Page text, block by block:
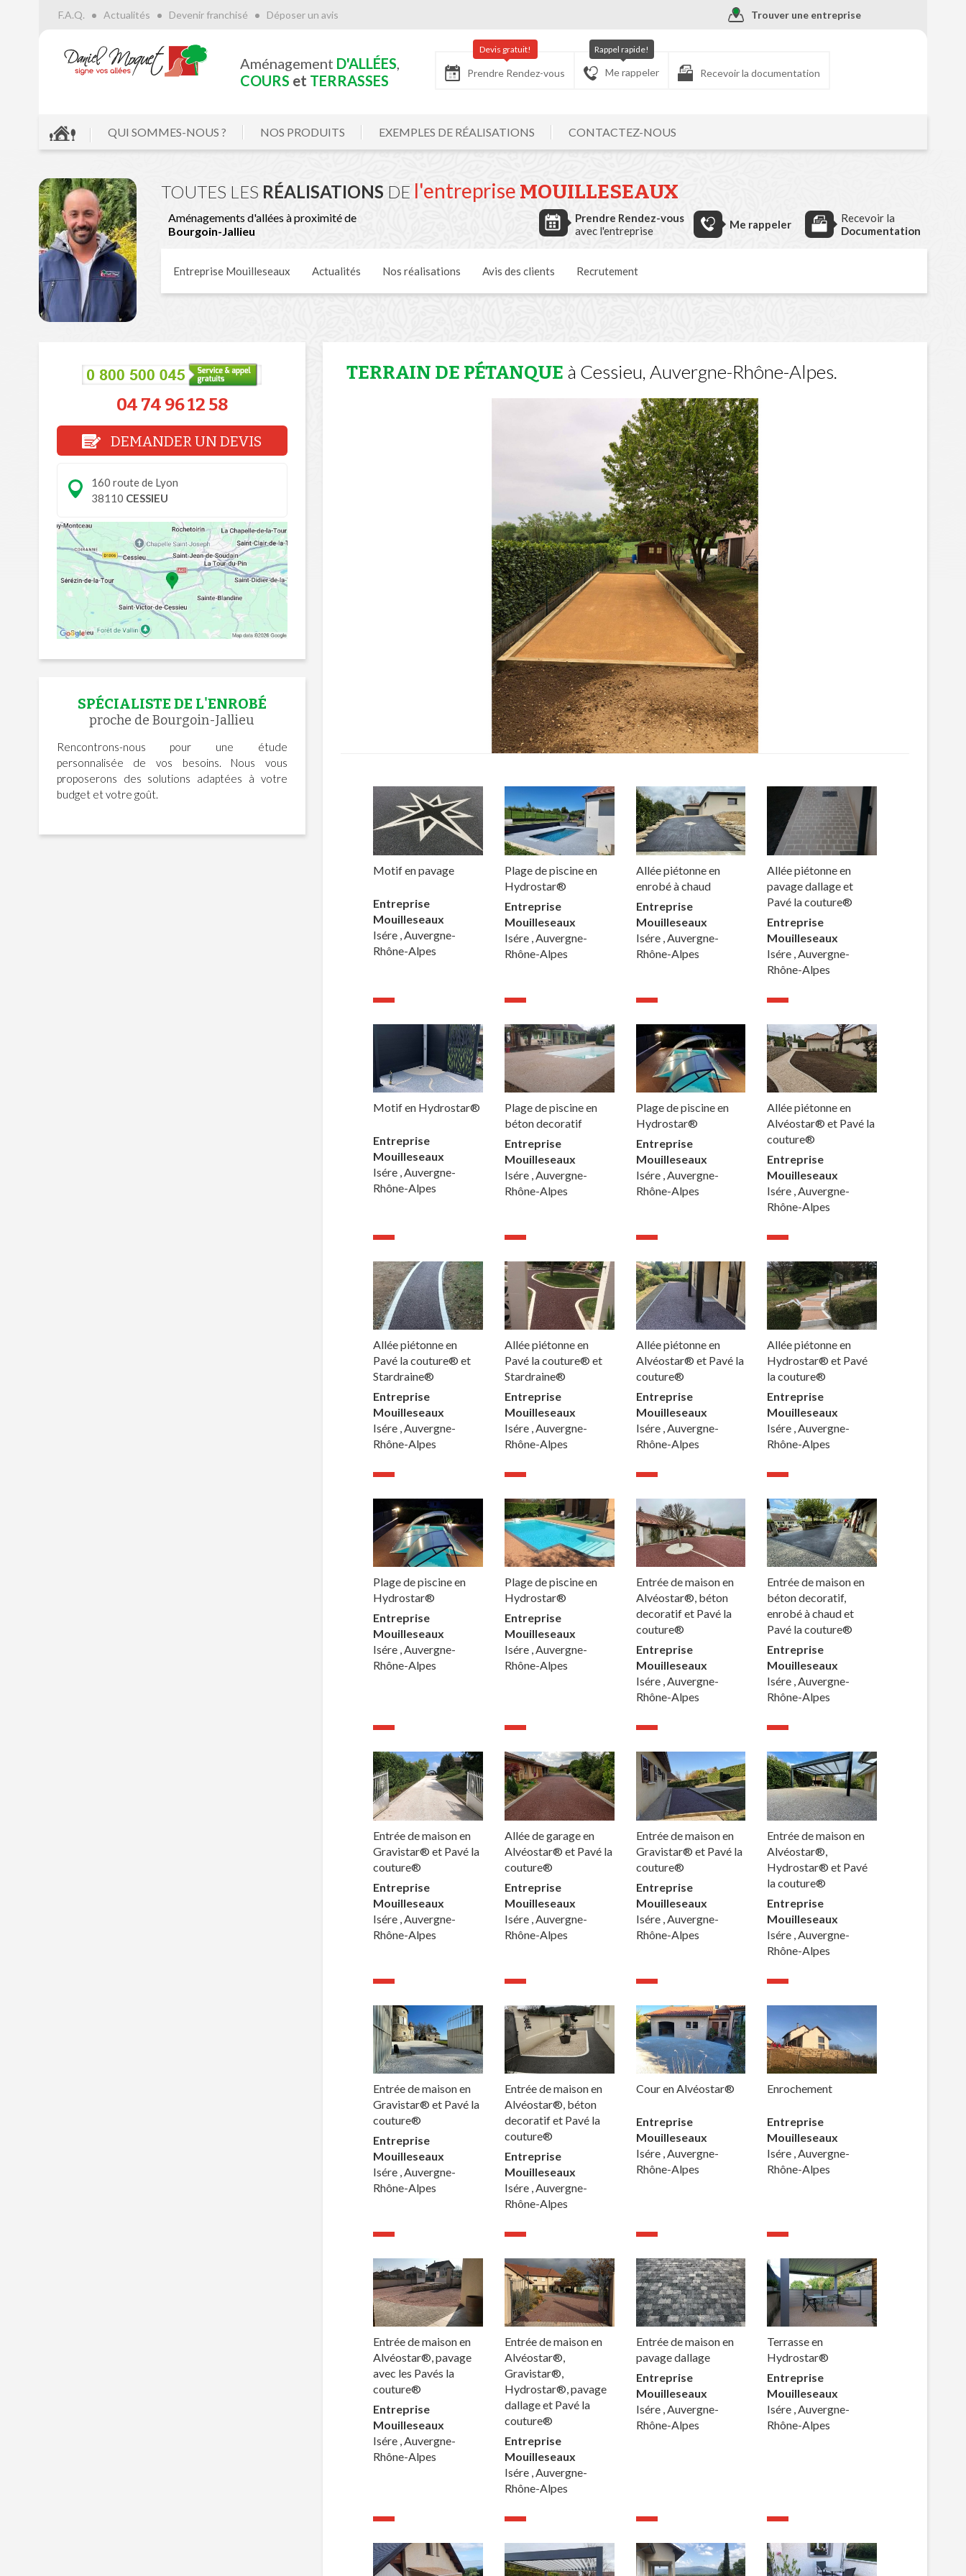
Trouver une entreprise
F.A.Q. Actualités Devenir franchisé Déposer un avis
Aménagement D'ALLÉES,
COURS et TERRASSES Prendre Rendez-vous
Devis gratuit!
Me rappeler
Rappel rapide!
Recevoir la documentation
QUI SOMMES-NOUS ? NOS PRODUITS EXEMPLES DE RÉALISATIONS CONTACTEZ-NOUS
TOUTES LES RÉALISATIONS DE l'entreprise MOUILLESEAUX
Aménagements d'allées à proximité de
Bourgoin-Jallieu
Prendre Rendez-vous
avec l'entreprise
Me rappeler
Recevoir la
Documentation
Entreprise Mouilleseaux Actualités Nos réalisations Avis des clients Recrutement
04 74 96 12 58
DEMANDER UN DEVIS
160 route de Lyon
38110 CESSIEU
SPÉCIALISTE DE L'ENROBÉ
proche de Bourgoin-Jallieu
Rencontrons-nous pour une étude
personnalisée de vos besoins. Nous vous
proposerons des solutions adaptées à votre
budget et votre goût.
TERRAIN DE PÉTANQUE à Cessieu, Auvergne-Rhône-Alpes.
Motif en pavage
Entreprise
Mouilleseaux
Isére , Auvergne-
Rhône-Alpes
Plage de piscine en
Hydrostar®
Entreprise
Mouilleseaux
Isére , Auvergne-
Rhône-Alpes
Allée piétonne en
enrobé à chaud
Entreprise
Mouilleseaux
Isére , Auvergne-
Rhône-Alpes
Allée piétonne en
pavage dallage et
Pavé la couture®
Entreprise
Mouilleseaux
Isére , Auvergne-
Rhône-Alpes
Motif en Hydrostar®
Entreprise
Mouilleseaux
Isére , Auvergne-
Rhône-Alpes
Plage de piscine en
béton decoratif
Entreprise
Mouilleseaux
Isére , Auvergne-
Rhône-Alpes
Plage de piscine en
Hydrostar®
Entreprise
Mouilleseaux
Isére , Auvergne-
Rhône-Alpes
Allée piétonne en
Alvéostar® et Pavé la
couture®
Entreprise
Mouilleseaux
Isére , Auvergne-
Rhône-Alpes
Allée piétonne en
Pavé la couture® et
Stardraine®
Entreprise
Mouilleseaux
Isére , Auvergne-
Rhône-Alpes
Allée piétonne en
Pavé la couture® et
Stardraine®
Entreprise
Mouilleseaux
Isére , Auvergne-
Rhône-Alpes
Allée piétonne en
Alvéostar® et Pavé la
couture®
Entreprise
Mouilleseaux
Isére , Auvergne-
Rhône-Alpes
Allée piétonne en
Hydrostar® et Pavé
la couture®
Entreprise
Mouilleseaux
Isére , Auvergne-
Rhône-Alpes
Plage de piscine en
Hydrostar®
Entreprise
Mouilleseaux
Isére , Auvergne-
Rhône-Alpes
Plage de piscine en
Hydrostar®
Entreprise
Mouilleseaux
Isére , Auvergne-
Rhône-Alpes
Entrée de maison en
Alvéostar®, béton
decoratif et Pavé la
couture®
Entreprise
Mouilleseaux
Isére , Auvergne-
Rhône-Alpes
Entrée de maison en
béton decoratif,
enrobé à chaud et
Pavé la couture®
Entreprise
Mouilleseaux
Isére , Auvergne-
Rhône-Alpes
Entrée de maison en
Gravistar® et Pavé la
couture®
Entreprise
Mouilleseaux
Isére , Auvergne-
Rhône-Alpes
Allée de garage en
Alvéostar® et Pavé la
couture®
Entreprise
Mouilleseaux
Isére , Auvergne-
Rhône-Alpes
Entrée de maison en
Gravistar® et Pavé la
couture®
Entreprise
Mouilleseaux
Isére , Auvergne-
Rhône-Alpes
Entrée de maison en
Alvéostar®,
Hydrostar® et Pavé
la couture®
Entreprise
Mouilleseaux
Isére , Auvergne-
Rhône-Alpes
Entrée de maison en
Gravistar® et Pavé la
couture®
Entreprise
Mouilleseaux
Isére , Auvergne-
Rhône-Alpes
Entrée de maison en
Alvéostar®, béton
decoratif et Pavé la
couture®
Entreprise
Mouilleseaux
Isére , Auvergne-
Rhône-Alpes
Cour en Alvéostar®
Entreprise
Mouilleseaux
Isére , Auvergne-
Rhône-Alpes
Enrochement
Entreprise
Mouilleseaux
Isére , Auvergne-
Rhône-Alpes
Entrée de maison en
Alvéostar®, pavage
avec les Pavés la
couture®
Entreprise
Mouilleseaux
Isére , Auvergne-
Rhône-Alpes
Entrée de maison en
Alvéostar®,
Gravistar®,
Hydrostar®, pavage
dallage et Pavé la
couture®
Entreprise
Mouilleseaux
Isére , Auvergne-
Rhône-Alpes
Entrée de maison en
pavage dallage
Entreprise
Mouilleseaux
Isére , Auvergne-
Rhône-Alpes
Terrasse en
Hydrostar®
Entreprise
Mouilleseaux
Isére , Auvergne-
Rhône-Alpes